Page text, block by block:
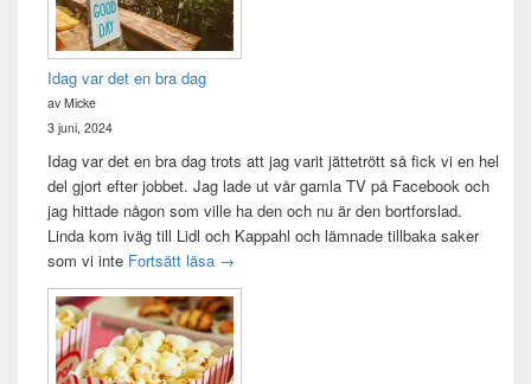
Idag var det en bra dag
av Micke
3 juni, 2024
Idag var det en bra dag trots att jag varit jättetrött så fick vi en hel
del gjort efter jobbet. Jag lade ut vår gamla TV på Facebook och
jag hittade någon som ville ha den och nu är den bortforslad.
Linda kom iväg till Lidl och Kappahl och lämnade tillbaka saker
som vi inte Fortsätt läsa Idag var det en bra dag
→